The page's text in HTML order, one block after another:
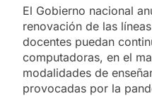
El Gobierno nacional
renovación de las
docentes puedan
computadoras, en el
modalidades de
provocadas por la